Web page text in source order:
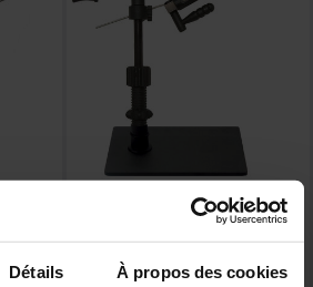
Détails À propos des cookies
+
Etau montage mouche
danica + socle